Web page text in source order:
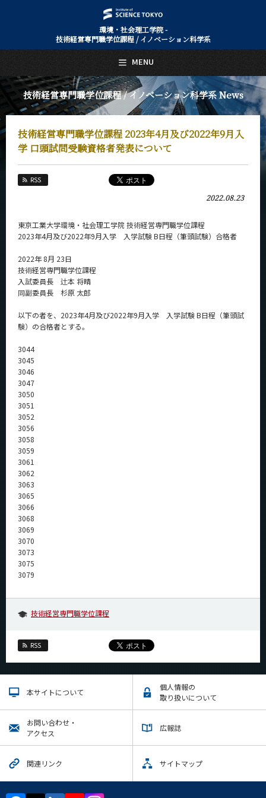
環境・社会理工学院 -
技術経営専門職学位課程 / イノベーション科学系
技術経営専門職学位課程 / イノベーション科学系 News
技術経営専門職学位課程 2023年4月及び2022年9月入
学 口頭試問受験資格者発表について
RSS
2022.08.23
東京工業大学環境・社会理工学院 技術経営専門職学位課程
2023年4月及び2022年9月入学 入学試験 B日程（筆頭試験）合格者
2022年 8月 23日
技術経営専門職学位課程
入試委員長 辻本 将晴
同副委員長 杉原 太郎
以下の者を、2023年4月及び2022年9月入学 入学試験 B日程（筆頭試
験）の合格者とする。
3044
3045
3046
3047
3050
3051
3052
3056
3058
3059
3061
3062
3063
3065
3066
3068
3069
3070
3073
3075
3079
技術経営専門職学位課程
RSS
本サイトについて
個人情報の
取り扱いについて
お問い合わせ・
アクセス
広報誌
関連リンク サイトマップ
MENU
日本語 English
Top Page
技術経営専門職学位課程 / イノベーション科学系について
About Us
教育
Education
教員・研究室
Faculty and Laboratories
入学案内
Admissions
技術経営専門職学位課程 / イノベーション科学系 News
News
News 一覧
カテゴリ別